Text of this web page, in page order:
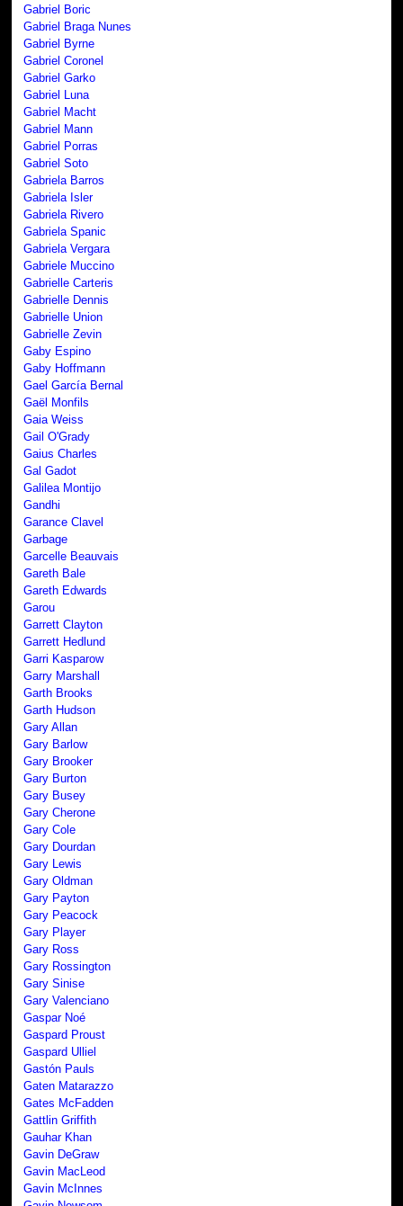
Gabriel Boric
Gabriel Braga Nunes
Gabriel Byrne
Gabriel Coronel
Gabriel Garko
Gabriel Luna
Gabriel Macht
Gabriel Mann
Gabriel Porras
Gabriel Soto
Gabriela Barros
Gabriela Isler
Gabriela Rivero
Gabriela Spanic
Gabriela Vergara
Gabriele Muccino
Gabrielle Carteris
Gabrielle Dennis
Gabrielle Union
Gabrielle Zevin
Gaby Espino
Gaby Hoffmann
Gael García Bernal
Gaël Monfils
Gaia Weiss
Gail O'Grady
Gaius Charles
Gal Gadot
Galilea Montijo
Gandhi
Garance Clavel
Garbage
Garcelle Beauvais
Gareth Bale
Gareth Edwards
Garou
Garrett Clayton
Garrett Hedlund
Garri Kasparow
Garry Marshall
Garth Brooks
Garth Hudson
Gary Allan
Gary Barlow
Gary Brooker
Gary Burton
Gary Busey
Gary Cherone
Gary Cole
Gary Dourdan
Gary Lewis
Gary Oldman
Gary Payton
Gary Peacock
Gary Player
Gary Ross
Gary Rossington
Gary Sinise
Gary Valenciano
Gaspar Noé
Gaspard Proust
Gaspard Ulliel
Gastón Pauls
Gaten Matarazzo
Gates McFadden
Gattlin Griffith
Gauhar Khan
Gavin DeGraw
Gavin MacLeod
Gavin McInnes